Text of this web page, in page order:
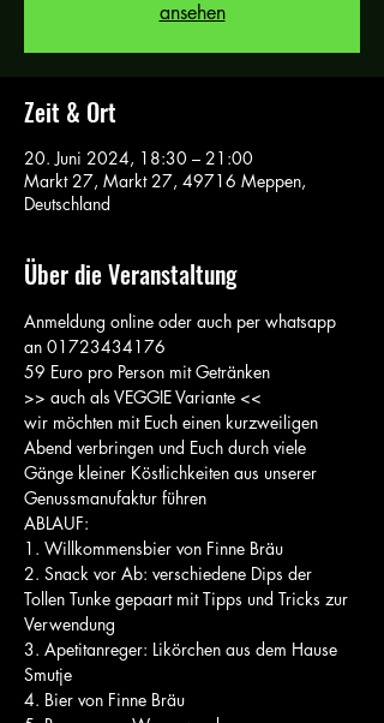
ansehen
Zeit & Ort
20. Juni 2024, 18:30 – 21:00
Markt 27, Markt 27, 49716 Meppen,
Deutschland
Über die Veranstaltung
Anmeldung online oder auch per whatsapp
an 01723434176
59 Euro pro Person mit Getränken
>> auch als VEGGIE Variante <<
wir möchten mit Euch einen kurzweiligen
Abend verbringen und Euch durch viele
Gänge kleiner Köstlichkeiten aus unserer
Genussmanufaktur führen
ABLAUF:
1. Willkommensbier von Finne Bräu
2. Snack vor Ab: verschiedene Dips der
Tollen Tunke gepaart mit Tipps und Tricks zur
Verwendung
3. Apetitanreger: Likörchen aus dem Hause
Smutje
4. Bier von Finne Bräu